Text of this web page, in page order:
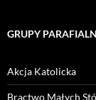
GRUPY
Akcja Katolicka
Bractwo Małych